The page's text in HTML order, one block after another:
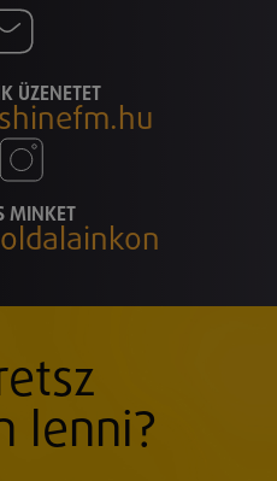
ÜZENETET
MINKET
lenni?